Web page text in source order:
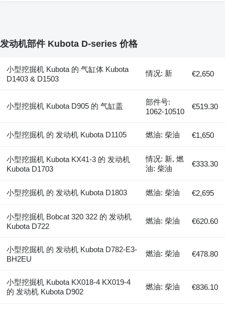
发动机部件 Kubota D-series 价格
小型挖掘机 Kubota 的 气缸体 Kubota
D1403 & D1503
情况: 新 €2,650
小型挖掘机 Kubota D905 的 气缸盖
部件号:
1062-10510
€519.30
小型挖掘机 的 发动机 Kubota D1105 燃油: 柴油 €1,650
小型挖掘机 Kubota KX41-3 的 发动机
Kubota D1703
情况: 新, 燃
油: 柴油
€333.30
小型挖掘机 的 发动机 Kubota D1803 燃油: 柴油 €2,695
小型挖掘机 Bobcat 320 322 的 发动机
Kubota D722
燃油: 柴油 €620.60
小型挖掘机 的 发动机 Kubota D782-E3-
BH2EU
燃油: 柴油 €478.80
小型挖掘机 Kubota KX018-4 KX019-4
的 发动机 Kubota D902
燃油: 柴油 €836.10